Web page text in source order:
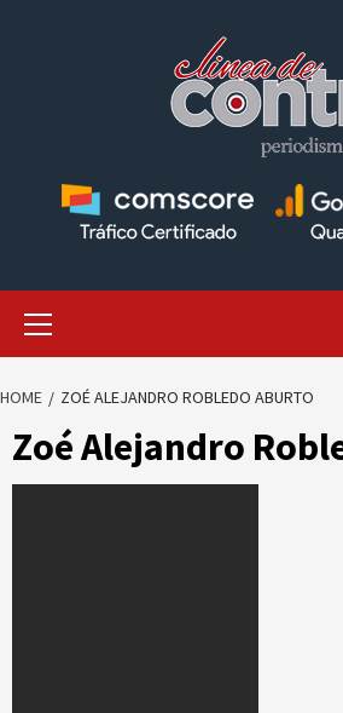
HOME ZOÉ ALEJANDRO ROBLEDO ABURTO
Zoé Alejandro